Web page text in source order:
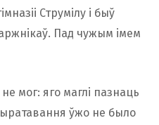
Струмілу і быў
Пад чужым імем
мог: яго маглі пазнаць
ўжо не было